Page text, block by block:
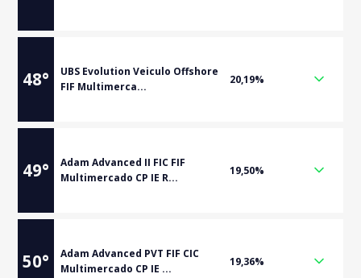
48°
UBS Evolution Veiculo Offshore
FIF Multimerca...
20,19%
49°
Adam Advanced II FIC FIF
Multimercado CP IE R...
19,50%
50°
Adam Advanced PVT FIF CIC
Multimercado CP IE ...
19,36%